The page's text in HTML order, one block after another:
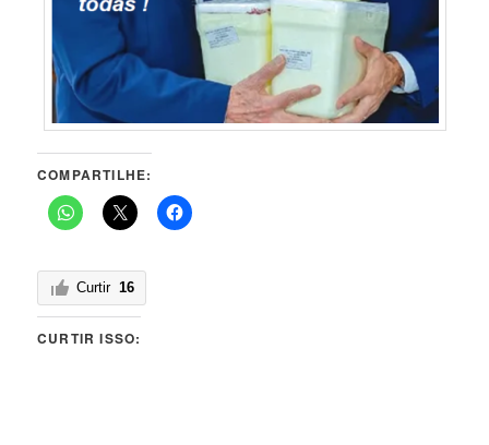
COMPARTILHE:
Curtir 16
CURTIR ISSO: